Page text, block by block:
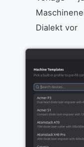
Dialekt vor